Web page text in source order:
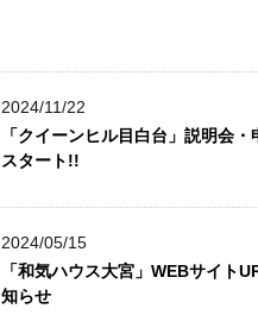
2024/11/22
「クイーンヒル目白台」説明会
スタート!!
2024/05/15
「和気ハウス大宮」WEBサイト
知らせ